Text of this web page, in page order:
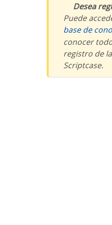
Desea
Puede
base de
conocer
registro de
Scriptcase.